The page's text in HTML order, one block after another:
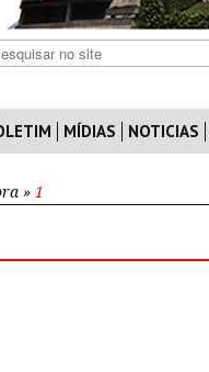
MÍDIAS NOTICIAS
» 1